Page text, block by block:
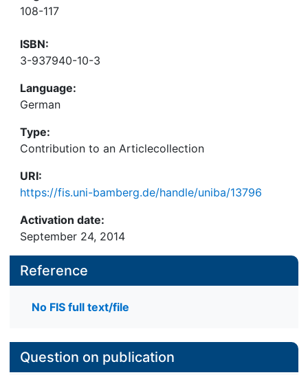
108-117
ISBN:
3-937940-10-3
Language:
German
Type:
Contribution to an Articlecollection
URI:
https://fis.uni-bamberg.de/handle/uniba/13796
Activation date:
September 24, 2014
Reference
No FIS full text/file
Question on publication